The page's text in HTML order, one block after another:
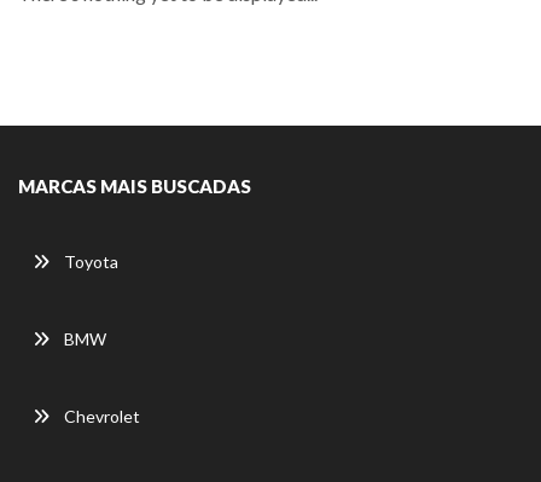
MARCAS MAIS BUSCADAS
Toyota
BMW
Chevrolet